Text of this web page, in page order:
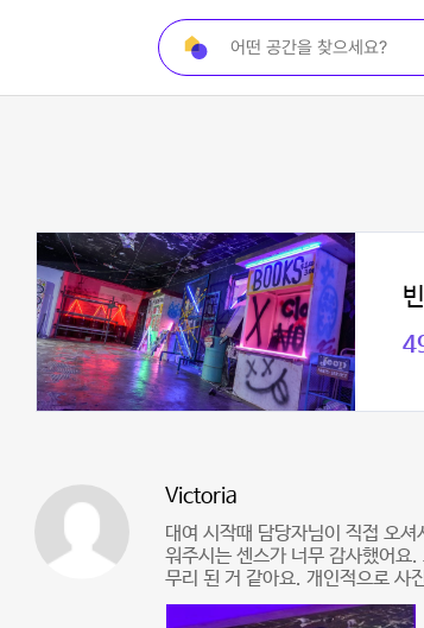
Victoria
대여 시작때 담당자님이 직접 오
워주시는 센스가 너무 감사했어요
무리 된 거 같아요. 개인적으로 사